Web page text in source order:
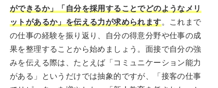
ができるか」「自分を採用することでどのようなメリ
ットがあるか」を伝える力が求められます。これまで
の仕事の経験を振り返り、自分の得意分野や仕事の成
果を整理することから始めましょう。面接で自分の強
みを伝える際は、たとえば「コミュニケーション能力
がある」というだけでは抽象的ですが、「接客の仕事